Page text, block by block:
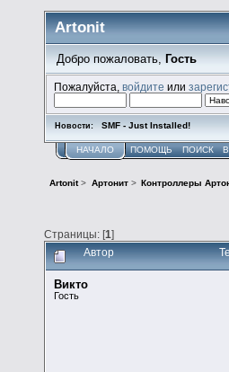
Artonit
Добро пожаловать, Гость
Пожалуйста,войдите или
Новости: SMF - Just Installed!
НАЧАЛО ПОМОЩЬ ПОИСК
Artonit> Артонит> Контроллеры
Страницы: [1]
Автор
Викто
Гость